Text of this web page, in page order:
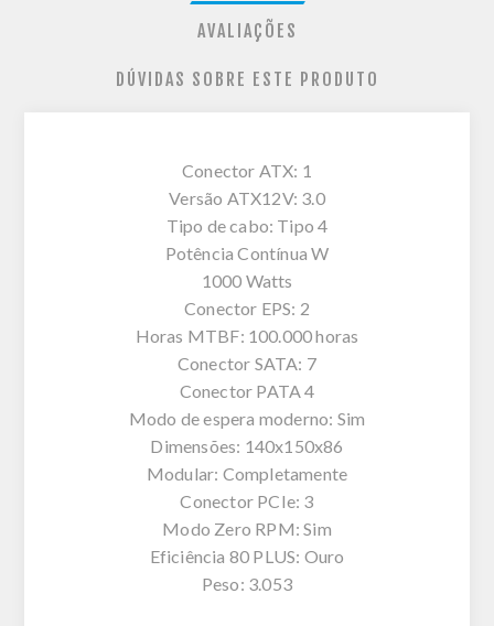
AVALIAÇÕES
DÚVIDAS SOBRE ESTE PRODUTO
Conector ATX: 1
Versão ATX12V: 3.0
Tipo de cabo: Tipo 4
Potência Contínua W
1000 Watts
Conector EPS: 2
Horas MTBF: 100.000 horas
Conector SATA: 7
Conector PATA 4
Modo de espera moderno: Sim
Dimensões: 140x150x86
Modular: Completamente
Conector PCIe: 3
Modo Zero RPM: Sim
Eficiência 80 PLUS: Ouro
Peso: 3.053